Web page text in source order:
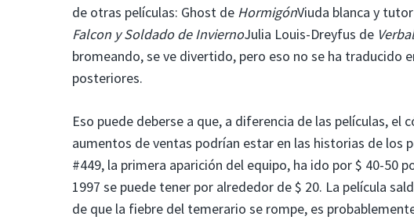
de otras películas: Ghost de HormigónViuda blanca y
Falcon y Soldado de InviernoJulia Louis-Dreyfus de Verbal
bromeando, se ve divertido, pero eso no se ha traducido
posteriores.
Eso puede deberse a que, a diferencia de las películas,
aumentos de ventas podrían estar en las historias de los
#449, la primera aparición del equipo, ha ido por $ 40-50
1997 se puede tener por alrededor de $ 20. La película
de que la fiebre del temerario se rompe, es